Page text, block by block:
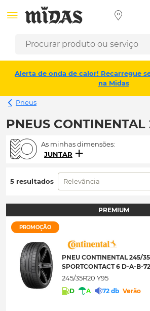
Alerta de onda de calor! Recarregue
na Midas
Pneus
PNEUS
As minhas dimensões:
JUNTAR
5 resultados Relevância
PREMIUM
PROMOÇÃO
PNEU CONTINENTAL 245/
SPORTCONTACT 6 D-A-B-72
245/35R20 Y95
D A 72 db Verão